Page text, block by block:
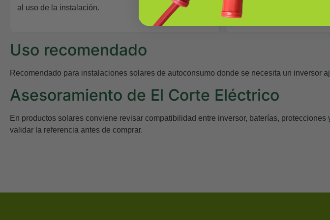
al uso de la instalación.
residenciales, comerciales
potencia y modelo.
Uso recomendado
Recomendado para instalaciones solares de autoconsumo donde se necesita un inversor
Asesoramiento de El Corte Eléctrico
En productos solares conviene revisar compatibilidad entre inversor, baterías,
validar la referencia antes de comprar.